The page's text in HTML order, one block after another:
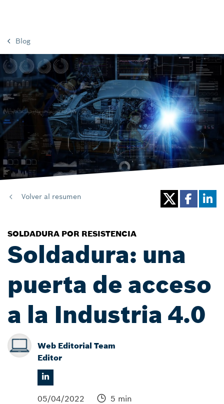
Blog
Volver al resumen
SOLDADURA POR RESISTENCIA
Soldadura: una
puerta de acceso
a la Industria 4.0
Web Editorial Team
Editor
05/04/2022 5 min